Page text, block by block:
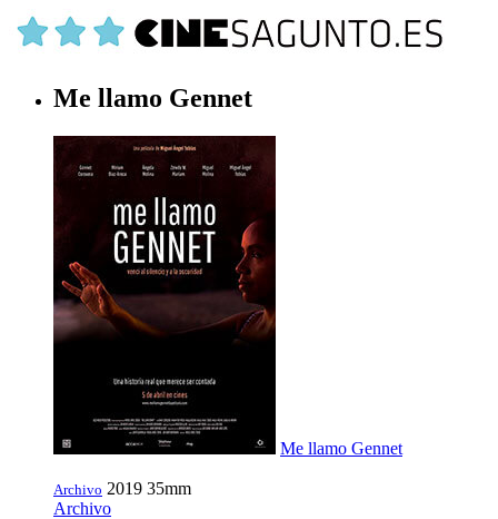
Me llamo Gennet
Me llamo Gennet
Archivo 2019 35mm
Archivo